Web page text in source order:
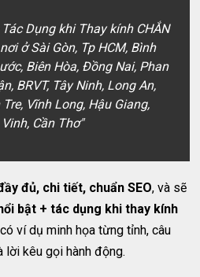
Dụng khi Thay kính CHẮN
ở Sài Gòn, Tp HCM, Bình
Biên Hòa, Đồng Nai, Phan
BRVT, Tây Ninh, Long An,
Tre, Vĩnh Long, Hậu Giang,
Cần Thơ"
đủ, chi tiết, chuẩn SEO, và sẽ
bật + tác dụng khi thay kính
ví dụ minh họa từng tỉnh, câu
lời kêu gọi hành động.